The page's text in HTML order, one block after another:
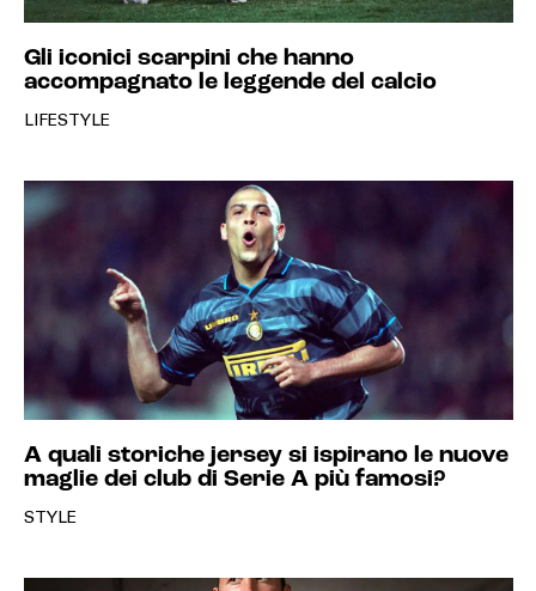
Gli iconici scarpini che hanno
accompagnato le leggende del calcio
LIFESTYLE
A quali storiche jersey si ispirano le nuove
maglie dei club di Serie A più famosi?
STYLE